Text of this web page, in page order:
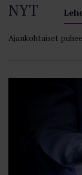
NYT
Ajankohtaiset